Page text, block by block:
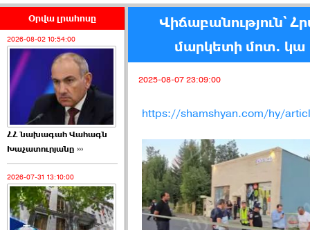
Օրվա լրահոսը
2026-08-02 10:54:00
ՀՀ նախագահ Վահագն
Խաչատուրյանը ›››
2026-07-31 13:10:00
Վիճաբանություն՝
մարկետի մոտ. կա
2025-08-07 23:09:00
https://shamshyan.com/hy/